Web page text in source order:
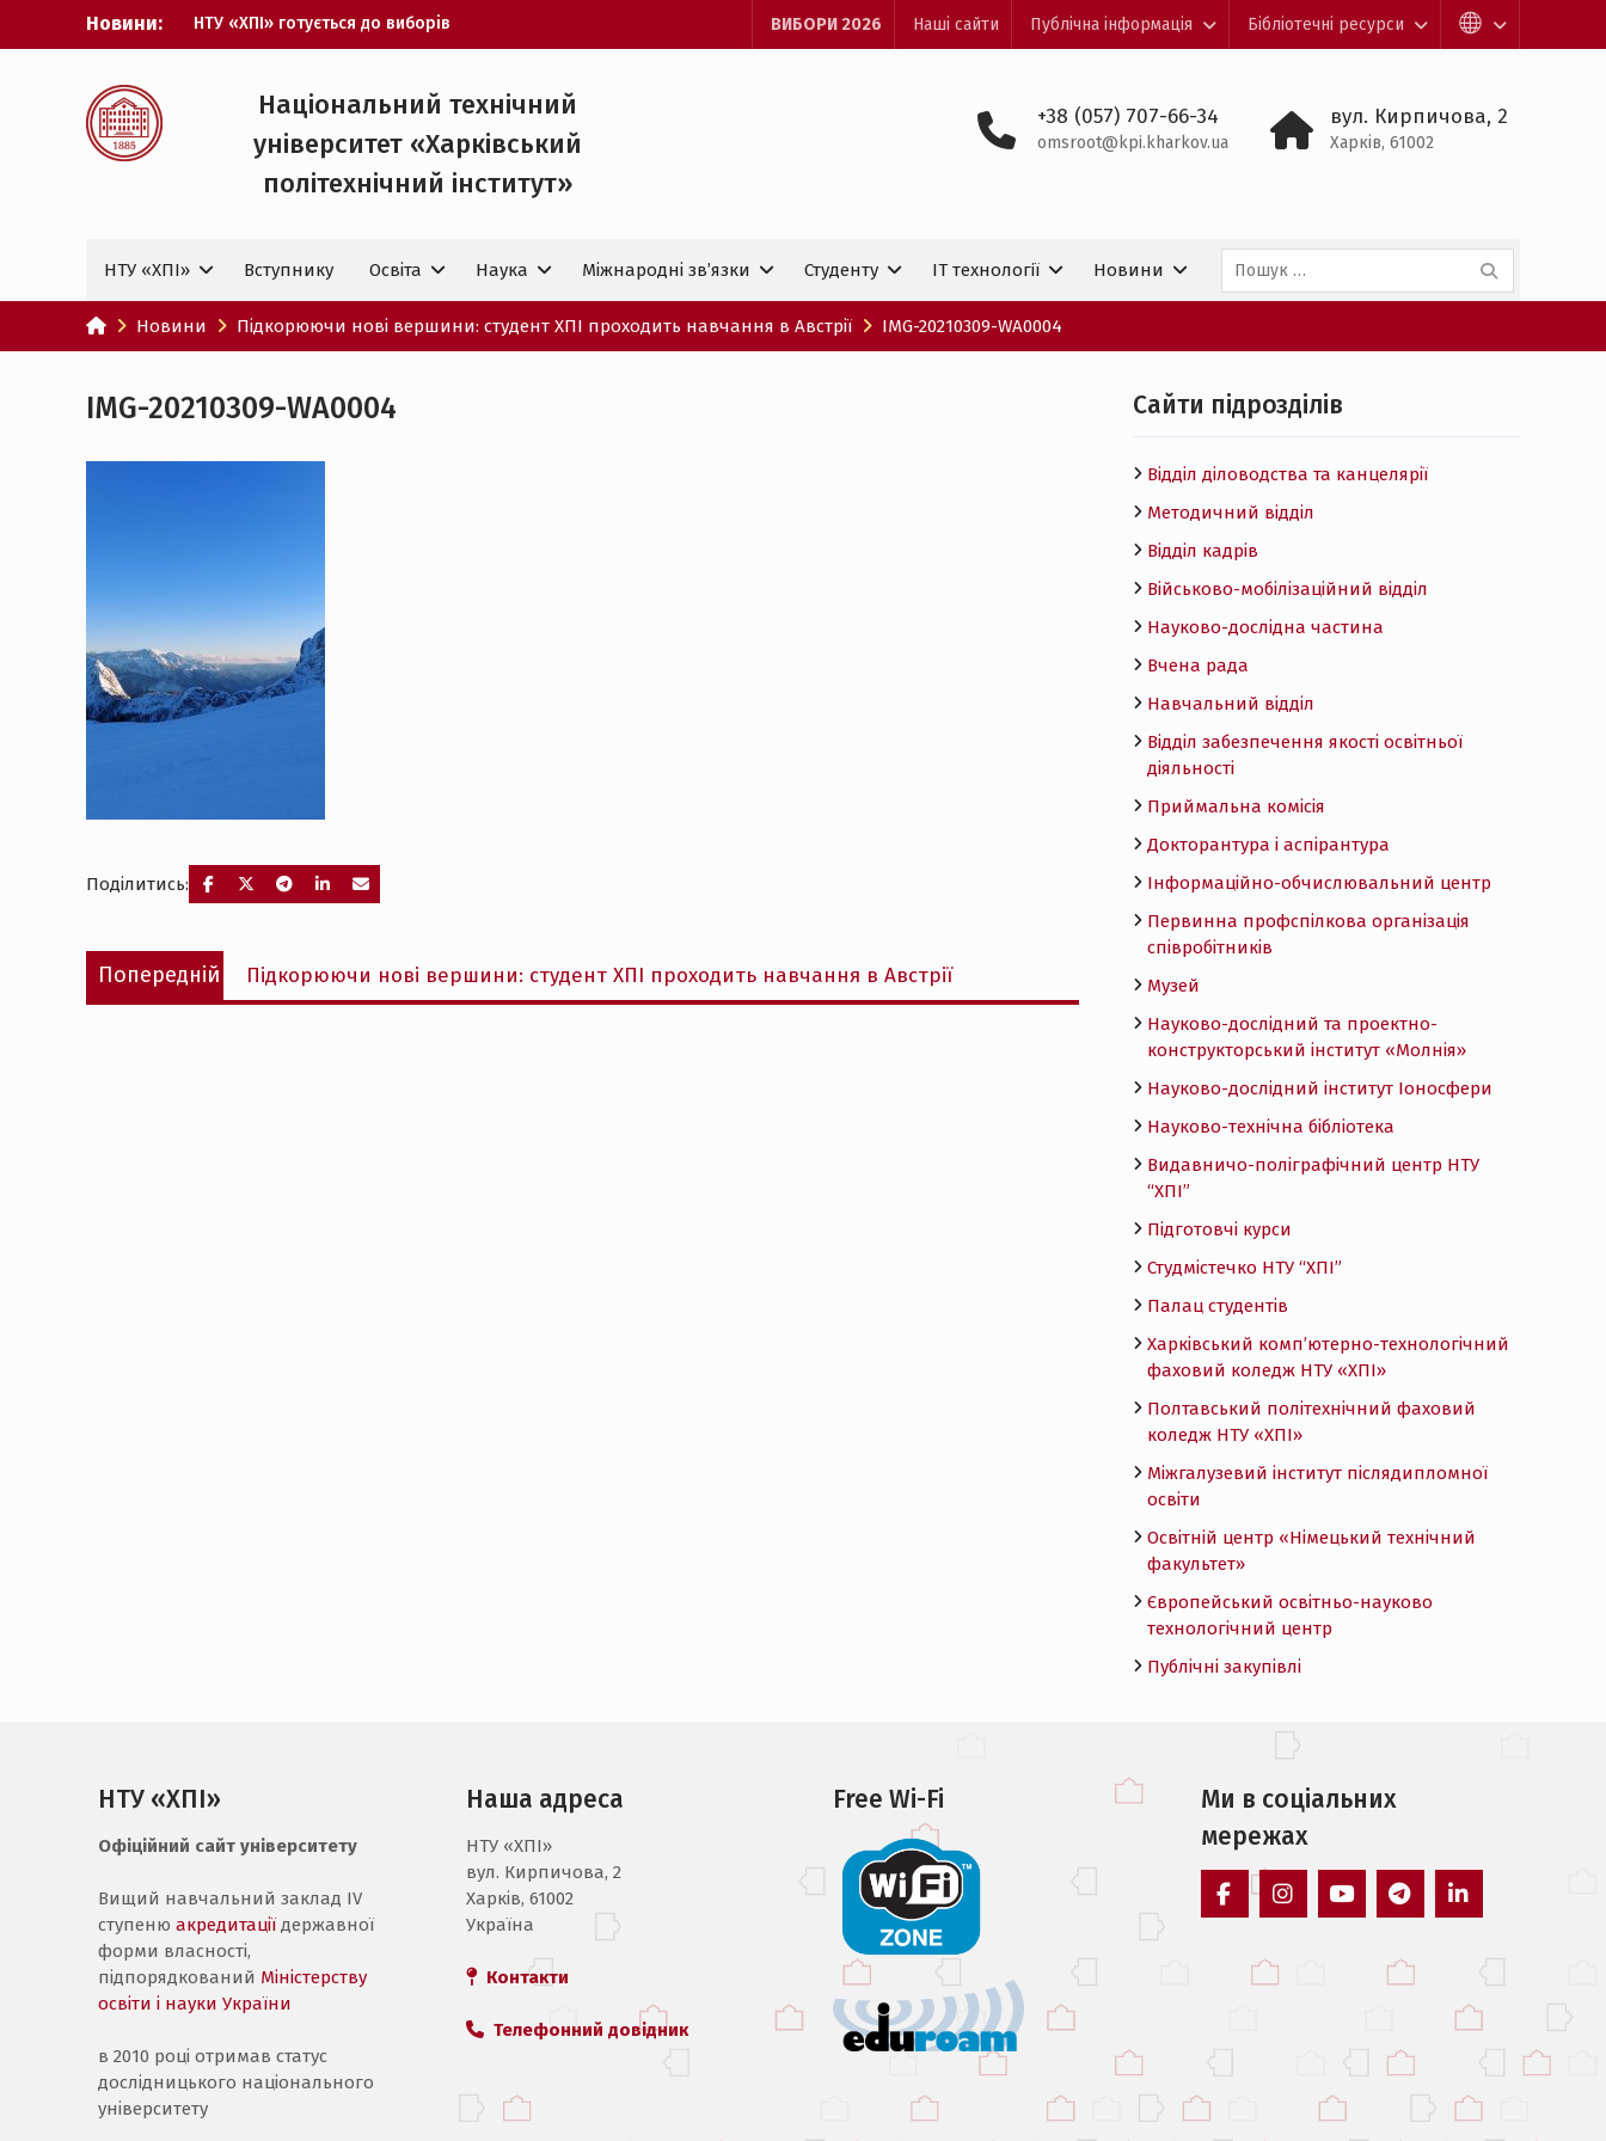
Новини:
НТУ «ХПІ» готується до виборів
ректора
Всеукраїнський фестиваль «Червона
ХПІ уклав угоду про партнерство з
ДержНДІ технологій кібербезпеки
Випускник ХПІ став
У Верховній Раді за участю ХПІ
обговорили перспективи українсько-
іспанського технологічного
партнерства
ВИБОРИ 2026 Наші сайти Публічна інформація Бібліотечні ресурси
Національний технічний
університет «Харківський
політехнічний iнститут»
+38 (057) 707-66-34
omsroot@kpi.kharkov.ua
вул. Кирпичова, 2
Харків, 61002
НТУ «ХПІ» Вступнику Освіта Наука Міжнародні зв’язки Студенту IT технологiї Новини
Пошук:
Новини Підкорюючи нові вершини: студент ХПІ проходить навчання в Австрії IMG-20210309-WA0004
IMG-20210309-WA0004
Поділитись:
Навігація
записів
Попередній
Попередній
запис:
Підкорюючи нові вершини: студент ХПІ проходить навчання в Австрії
Cайти підрозділів
Відділ діловодства та канцелярії
Методичний відділ
Відділ кадрів
Військово-мобілізаційний відділ
Науково-дослідна частина
Вчена рада
Навчальний відділ
Відділ забезпечення якості освітньої
діяльності
Приймальна комісія
Докторантура і аспірантура
Інформаційно-обчислювальний центр
Первинна профспілкова організація
співробітників
Музей
Науково-дослідний та проектно-
конструкторський інститут «Молнія»
Науково-дослідний інститут Іоносфери
Науково-технічна бібліотека
Видавничо-поліграфічний центр НТУ
“ХПІ”
Підготовчі курси
Студмістечко НТУ “ХПІ”
Палац студентів
Харківський комп’ютерно-технологічний
фаховий коледж НТУ «ХПI»
Полтавський політехнічний фаховий
коледж НТУ «ХПI»
Міжгалузевий інститут післядипломної
освіти
Освітній центр «Німецький технічний
факультет»
Європейський освітньо-науково
технологічний центр
Публічні закупівлі
НТУ «ХПІ»
Офіційний сайт університету
Вищий навчальний заклад IV
ступеню акредитації державної
форми власності,
підпорядкований Міністерству
освіти і науки України
в 2010 році отримав статус
дослідницького національного
університету
Наша адреса
НТУ «ХПI»
вул. Кирпичова, 2
Харків, 61002
Україна
Контакти
Телефонний довідник
Free Wi-Fi
Ми в соцiальних
мережах